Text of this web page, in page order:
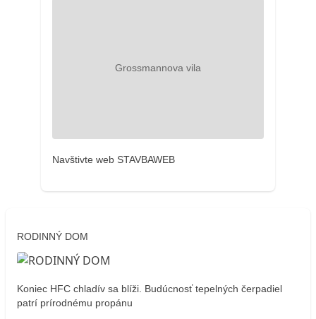
Navštivte web STAVBAWEB
RODINNÝ DOM
Koniec HFC chladív sa blíži. Budúcnosť tepelných čerpadiel
patrí prírodnému propánu